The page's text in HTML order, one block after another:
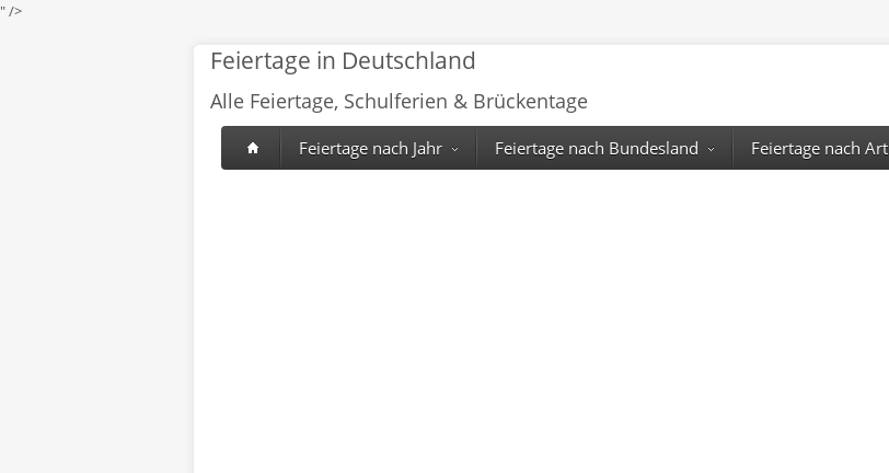
" />
Feiertage in Deutschland
Alle Feiertage, Schulferien & Brückentage
Feiertage nach Jahr Feiertage nach Bundesland Feiertage nach Art